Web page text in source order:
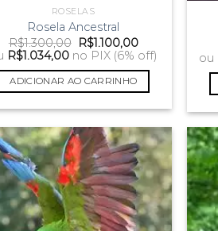
ROSELAS
Rosela Ancestral
R$1.300,00 O
preço
original
era:
R$1.300,00.
R$1.100,00O
preço
atual
é:
R$1.034,00 no PIX (6% off)
ADICIONAR AO CARRINHO
ou